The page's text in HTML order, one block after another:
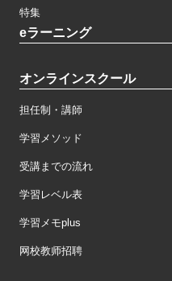
特集
eラーニング
オンラインスクール
担任制・講師
学習メソッド
受講までの流れ
学習レベル表
学習メモplus
网校教师招聘